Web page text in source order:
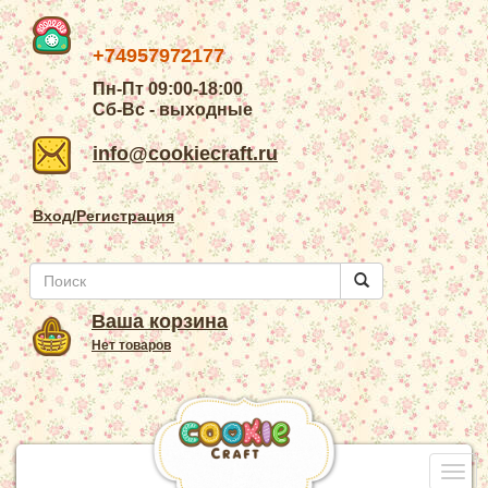
+74957972177
Пн-Пт 09:00-18:00
Сб-Вс - выходные
info@cookiecraft.ru
Вход/Регистрация
Ваша корзина
Нет товаров